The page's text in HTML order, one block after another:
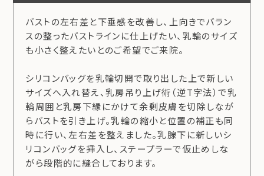
バストの左右差と下垂感を改善し、上向きでバラン
スの整ったバストラインに仕上げたい、乳輪のサイズ
も小さく整えたいとのご希望でご来院。
シリコンバッグを乳輪切開で取り出した上で新しい
サイズへ入れ替え、乳房吊り上げ術（逆T字法）で乳
輪周囲と乳房下縁にかけて余剰皮膚を切除しなが
らバストを引き上げ。乳輪の縮小と位置の補正も同
時に行い、左右差を整えました。乳腺下に新しいシ
リコンバッグを挿入し、ステープラーで仮止めしな
がら段階的に縫合しております。